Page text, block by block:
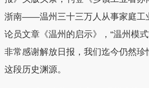
浙南——温州三十三万人从事家庭工
论员文章《温州的启示》，“温州模式
非常感谢解放日报，我们迄今仍然珍
这段历史渊源。